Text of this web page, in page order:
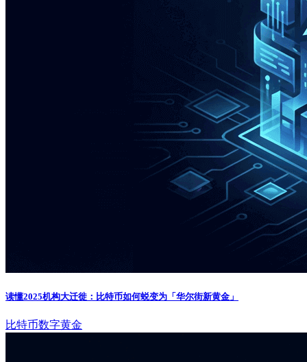
读懂2025机构大迁徙：比特币如何蜕变为「华尔街新黄金」
比特币数字黄金